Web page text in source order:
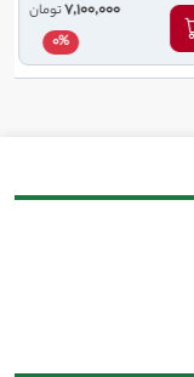
7,100,000تومان
0%